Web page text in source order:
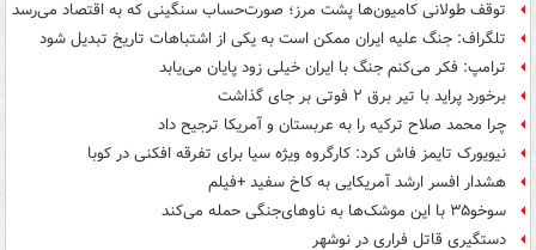
توقف طولانی کامیون‌ها پشت مرز؛ صورت‌حساب سنگینی که به اقتصاد می‌رسد
تلگراف: جنگ علیه ایران ممکن است به یکی از اشتباهات تاریخ تبدیل شود
ترامپ: فکر می‌کنم جنگ با ایران خیلی زود پایان می‌یابد
برخورد پراید با تیر برق ۲ فوتی بر جای گذاشت
چرا محمد صلاح ترکیه را به عربستان و آمریکا ترجیح داد
نیویورک تایمز فاش کرد: کارگروه ویژه سیا برای تفرقه افکنی در کوبا
هشدار افسر ارشد آمریکایی به کاخ سفید +فیلم
سوخو۳۵ با این موشک‌ها به ناوهای‌جنگی حمله می‌کند
دستگیری قاتل فراری در نوشهر